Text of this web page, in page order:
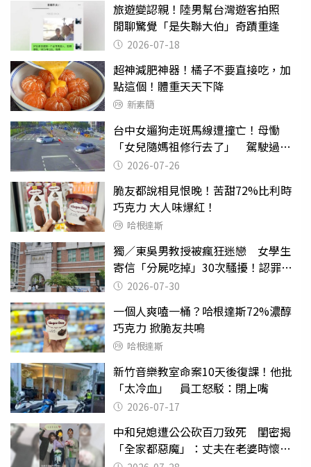
旅遊變認親！陸男幫台灣遊客拍照
閒聊驚覺「是失聯大伯」奇蹟重逢
2026-07-18
超神減肥神器！橘子不要直接吃，加
點這個！體重天天下降
新素簡
台中女遛狗走斑馬線遭撞亡！母慟
「女兒隨媽祖修行去了」 駕駛過失
致死判9月
2026-07-26
脆友都說相見恨晚！苦甜72%比利時
巧克力 大人味爆紅！
哈根達斯
獨／東吳男教授被瘋狂迷戀 女學生
寄信「分屍吃掉」30次騷擾！認罪免
關 2026-07-30
一個人爽嗑一桶？哈根達斯72%濃醇
巧克力 掀脆友共鳴
哈根達斯
新竹音樂教室命案10天後復課！他批
「太冷血」 員工怒駁：閉上嘴
2026-07-17
中和兒媳遭公公砍百刀致死 閨密揭
「全家都惡魔」：丈夫在老婆時懷孕